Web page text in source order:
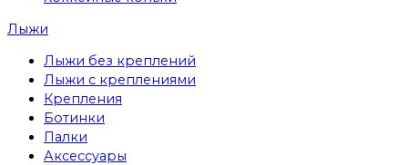
Лыжи
Лыжи без креплений
Лыжи с креплениями
Крепления
Ботинки
Палки
Аксессуары